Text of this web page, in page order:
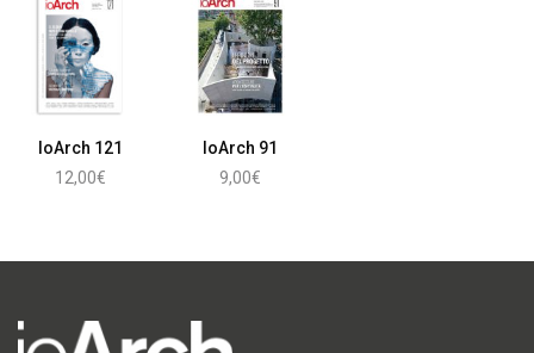
IoArch 121
12,00€
IoArch 91
9,00€